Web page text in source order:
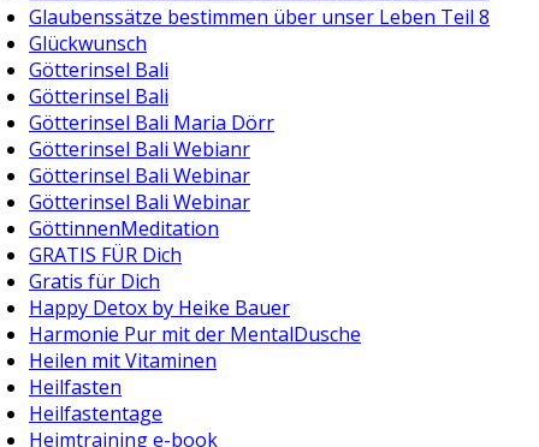
Glaubenssätze bestimmen über unser Leben Teil 8
Glückwunsch
Götterinsel Bali
Götterinsel Bali
Götterinsel Bali Maria Dörr
Götterinsel Bali Webianr
Götterinsel Bali Webinar
Götterinsel Bali Webinar
GöttinnenMeditation
GRATIS FÜR Dich
Gratis für Dich
Happy Detox by Heike Bauer
Harmonie Pur mit der MentalDusche
Heilen mit Vitaminen
Heilfasten
Heilfastentage
Heimtraining e-book